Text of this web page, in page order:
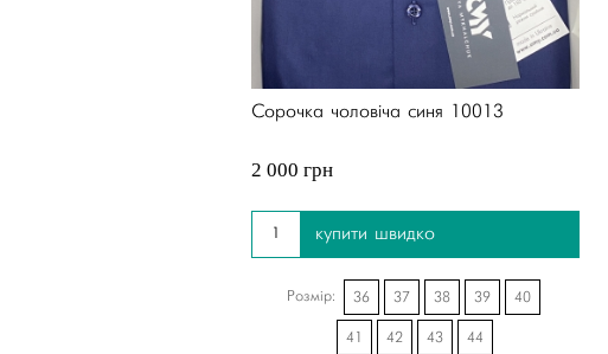
Сорочка чоловіча синя 10013
2 000 грн
купити швидко
Розмір: 36 37 38 39 40
41 42 43 44